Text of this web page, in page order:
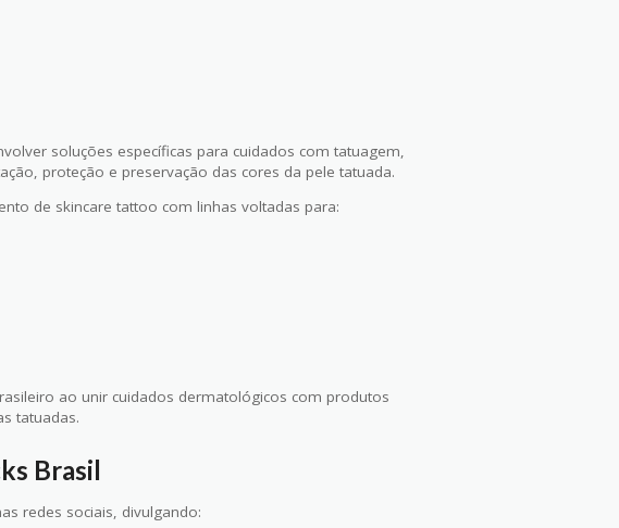
soluções específicas para cuidados com tatuagem,
proteção e preservação das cores da pele tatuada.
de skincare tattoo com linhas voltadas para:
ao unir cuidados dermatológicos com produtos
tatuadas.
Brasil
redes sociais, divulgando: